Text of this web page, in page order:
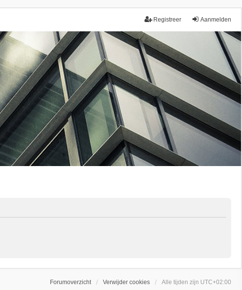
Aanmelden
Registreer
Forumoverzicht Verwijder cookies Alle tijden zijn UTC+02:00